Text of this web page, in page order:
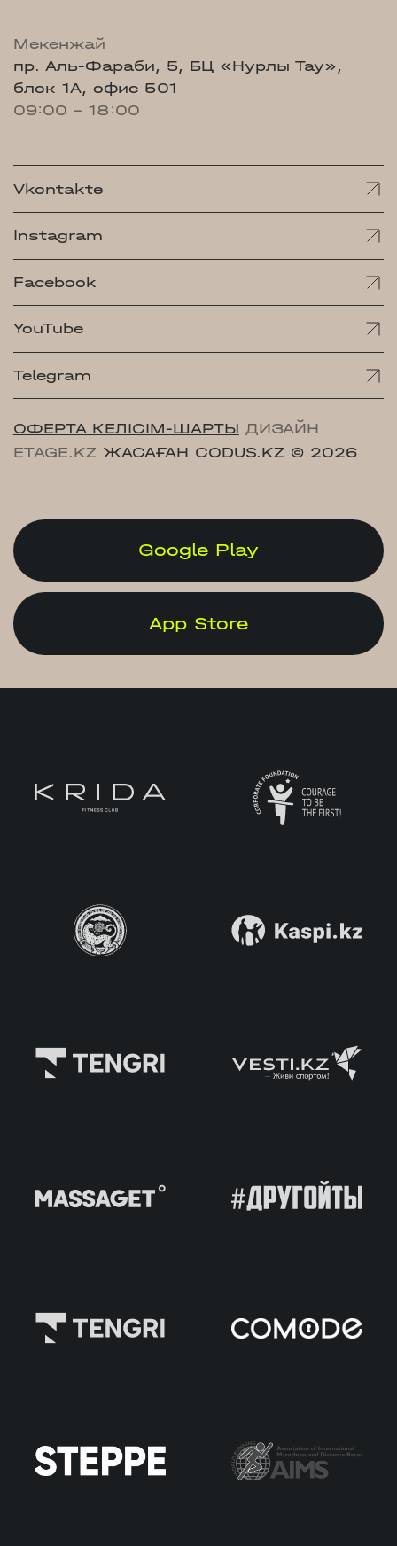
Мекенжай
пр. Аль-Фараби, 5, БЦ «Нурлы Тау»,
блок 1А, офис 501
09:00 - 18:00
Vkontakte
Instagram
Facebook
YouTube
Telegram
ОФЕРТА КЕЛІСІМ-ШАРТЫ ДИЗАЙН
ETAGE.KZ ЖАСАҒАН CODUS.KZ © 2026
Google Play
App Store